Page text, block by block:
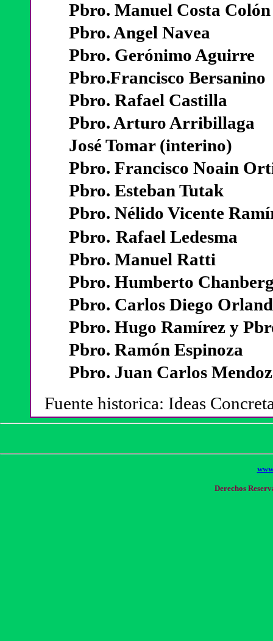
Pbro. Manuel Costa Colón
Pbro. Angel Navea
Pbro. Gerónimo Aguirre
Pbro.Francisco Bersanino
Pbro. Rafael Castilla
Pbro. Arturo Arribillaga
José Tomar (interino)
Pbro. Francisco Noain
Pbro. Esteban Tutak
Pbro. Nélido Vicente
Pbro. Rafael Ledesma
Pbro. Manuel Ratti
Pbro. Humberto
Pbro. Carlos Diego
Pbro. Hugo Ramírez y
Pbro. Ramón Espinoza
Pbro. Juan Carlos
Fuente historica: Ideas
Derechos